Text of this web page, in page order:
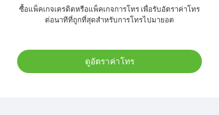
ซื้อแพ็คเกจเครดิตหรือแพ็คเกจการโทร เพื่อรับอัตราค่าโทร
ต่อนาทีที่ถูกที่สุดสำหรับการโทรไปมายอต
ดูอัตราค่าโทร